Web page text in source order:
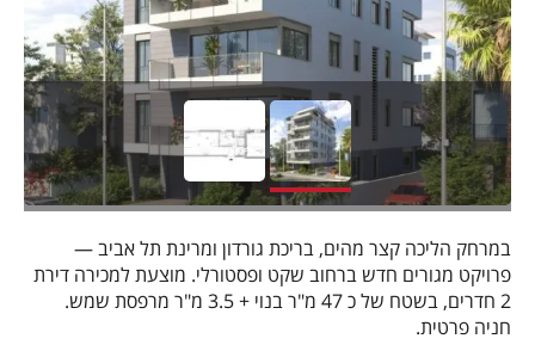
במרחק הליכה קצר מהים, בריכת גורדון ומרינת תל אביב —
פרויקט מגורים חדש ברחוב שקט ופסטורלי. מוצעת למכירה דירת
2 חדרים, בשטח של כ 47 מ"ר בנוי + 3.5 מ"ר מרפסת שמש.
חניה פרטית.